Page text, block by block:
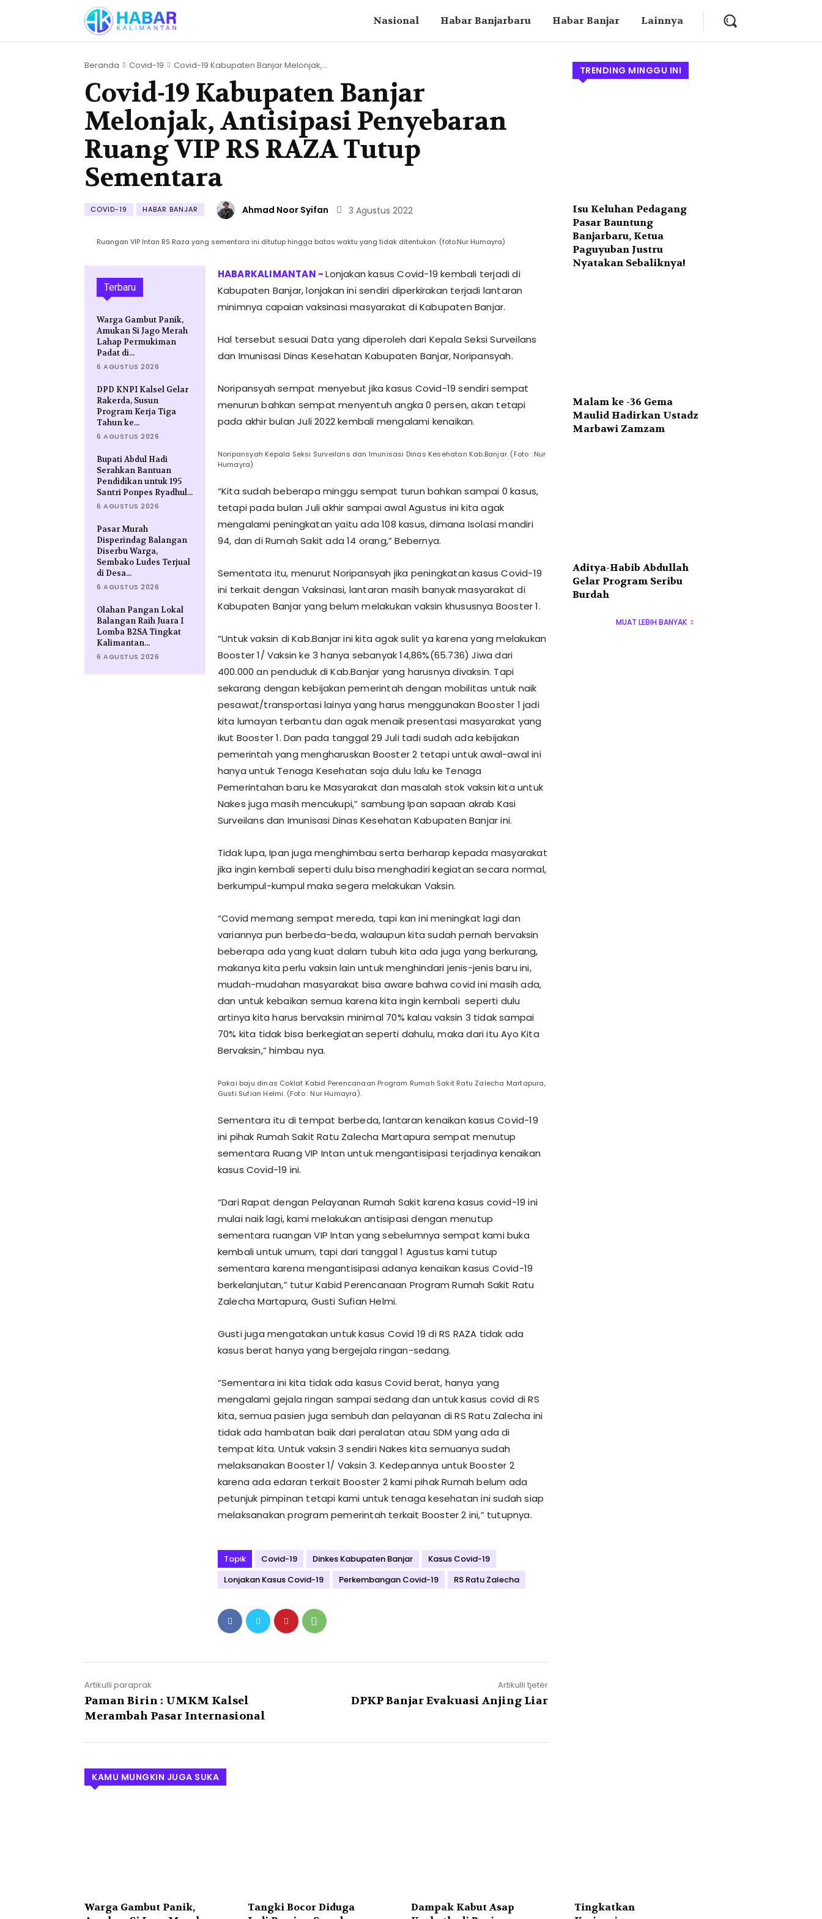
Nasional Habar Banjarbaru Habar Banjar Lainnya
Beranda Covid-19 Covid-19 Kabupaten Banjar Melonjak,...
Covid-19 Kabupaten Banjar
Melonjak, Antisipasi Penyebaran
Ruang VIP RS RAZA Tutup
Sementara
COVID-19 HABAR BANJAR Ahmad Noor Syifan 3 Agustus 2022
Ruangan VIP Intan RS Raza yang sementara ini ditutup hingga batas waktu yang tidak ditentukan. (foto:Nur Humayra)
Terbaru
Warga Gambut Panik,
Amukan Si Jago Merah
Lahap Permukiman
Padat di...
6 AGUSTUS 2026
DPD KNPI Kalsel Gelar
Rakerda, Susun
Program Kerja Tiga
Tahun ke...
6 AGUSTUS 2026
Bupati Abdul Hadi
Serahkan Bantuan
Pendidikan untuk 195
Santri Ponpes Ryadhul...
6 AGUSTUS 2026
Pasar Murah
Disperindag Balangan
Diserbu Warga,
Sembako Ludes Terjual
di Desa...
6 AGUSTUS 2026
Olahan Pangan Lokal
Balangan Raih Juara I
Lomba B2SA Tingkat
Kalimantan...
6 AGUSTUS 2026
Lonjakan kasus Covid-19 kembali terjadi di
Kabupaten Banjar, lonjakan ini sendiri diperkirakan terjadi lantaran
minimnya capaian vaksinasi masyarakat di Kabupaten Banjar.
Hal tersebut sesuai Data yang diperoleh dari Kepala Seksi Surveilans
dan Imunisasi Dinas Kesehatan Kabupaten Banjar, Noripansyah.
Noripansyah sempat menyebut jika kasus Covid-19 sendiri sempat
menurun bahkan sempat menyentuh angka 0 persen, akan tetapi
pada akhir bulan Juli 2022 kembali mengalami kenaikan.
Noripansyah Kepala Seksi Surveilans dan Imunisasi Dinas Kesehatan Kab.Banjar. (Foto : Nur
Humayra)
“Kita sudah beberapa minggu sempat turun bahkan sampai 0 kasus,
tetapi pada bulan Juli akhir sampai awal Agustus ini kita agak
mengalami peningkatan yaitu ada 108 kasus, dimana Isolasi mandiri
94, dan di Rumah Sakit ada 14 orang,” Bebernya.
Sementata itu, menurut Noripansyah jika peningkatan kasus Covid-19
ini terkait dengan Vaksinasi, lantaran masih banyak masyarakat di
Kabupaten Banjar yang belum melakukan vaksin khususnya Booster 1.
“Untuk vaksin di Kab.Banjar ini kita agak sulit ya karena yang melakukan
Booster 1/ Vaksin ke 3 hanya sebanyak 14,86%(65.736) Jiwa dari
400.000 an penduduk di Kab.Banjar yang harusnya divaksin. Tapi
sekarang dengan kebijakan pemerintah dengan mobilitas untuk naik
pesawat/transportasi lainya yang harus menggunakan Booster 1 jadi
kita lumayan terbantu dan agak menaik presentasi masyarakat yang
ikut Booster 1. Dan pada tanggal 29 Juli tadi sudah ada kebijakan
pemerintah yang mengharuskan Booster 2 tetapi untuk awal-awal ini
hanya untuk Tenaga Kesehatan saja dulu lalu ke Tenaga
Pemerintahan baru ke Masyarakat dan masalah stok vaksin kita untuk
Nakes juga masih mencukupi,” sambung Ipan sapaan akrab Kasi
Surveilans dan Imunisasi Dinas Kesehatan Kabupaten Banjar ini.
Tidak lupa, Ipan juga menghimbau serta berharap kepada masyarakat
jika ingin kembali seperti dulu bisa menghadiri kegiatan secara normal,
berkumpul-kumpul maka segera melakukan Vaksin.
“Covid memang sempat mereda, tapi kan ini meningkat lagi dan
variannya pun berbeda-beda, walaupun kita sudah pernah bervaksin
beberapa ada yang kuat dalam tubuh kita ada juga yang berkurang,
makanya kita perlu vaksin lain untuk menghindari jenis-jenis baru ini,
mudah-mudahan masyarakat bisa aware bahwa covid ini masih ada,
dan untuk kebaikan semua karena kita ingin kembali seperti dulu
artinya kita harus bervaksin minimal 70% kalau vaksin 3 tidak sampai
70% kita tidak bisa berkegiatan seperti dahulu, maka dari itu Ayo Kita
Bervaksin,” himbau nya.
Pakai baju dinas Coklat Kabid Perencanaan Program Rumah Sakit Ratu Zalecha Martapura,
Gusti Sufian Helmi. (Foto : Nur Humayra).
Sementara itu di tempat berbeda, lantaran kenaikan kasus Covid-19
ini pihak Rumah Sakit Ratu Zalecha Martapura sempat menutup
sementara Ruang VIP Intan untuk mengantisipasi terjadinya kenaikan
kasus Covid-19 ini.
“Dari Rapat dengan Pelayanan Rumah Sakit karena kasus covid-19 ini
mulai naik lagi, kami melakukan antisipasi dengan menutup
sementara ruangan VIP Intan yang sebelumnya sempat kami buka
kembali untuk umum, tapi dari tanggal 1 Agustus kami tutup
sementara karena mengantisipasi adanya kenaikan kasus Covid-19
berkelanjutan,” tutur Kabid Perencanaan Program Rumah Sakit Ratu
Zalecha Martapura, Gusti Sufian Helmi.
Gusti juga mengatakan untuk kasus Covid 19 di RS RAZA tidak ada
kasus berat hanya yang bergejala ringan-sedang.
“Sementara ini kita tidak ada kasus Covid berat, hanya yang
mengalami gejala ringan sampai sedang dan untuk kasus covid di RS
kita, semua pasien juga sembuh dan pelayanan di RS Ratu Zalecha ini
tidak ada hambatan baik dari peralatan atau SDM yang ada di
tempat kita. Untuk vaksin 3 sendiri Nakes kita semuanya sudah
melaksanakan Booster 1/ Vaksin 3. Kedepannya untuk Booster 2
karena ada edaran terkait Booster 2 kami pihak Rumah belum ada
petunjuk pimpinan tetapi kami untuk tenaga kesehatan ini sudah siap
melaksanakan program pemerintah terkait Booster 2 ini,” tutupnya.
Topik Covid-19 Dinkes Kabupaten Banjar
Kasus Covid-19
Lonjakan Kasus Covid-19
Perkembangan Covid-19 RS Ratu Zalecha
Artikulli paraprak
Paman Birin : UMKM Kalsel
Merambah Pasar Internasional
Artikulli tjetër
DPKP Banjar Evakuasi Anjing Liar
TRENDING MINGGU INI
Isu Keluhan Pedagang
Pasar Bauntung
Banjarbaru, Ketua
Paguyuban Justru
Nyatakan Sebaliknya!
Malam ke -36 Gema
Maulid Hadirkan Ustadz
Marbawi Zamzam
Aditya-Habib Abdullah
Gelar Program Seribu
Burdah
MUAT LEBIH BANYAK
KAMU MUNGKIN JUGA SUKA
Warga Gambut Panik,
Tangki Bocor Diduga
Dampak Kabut Asap
Tingkatkan